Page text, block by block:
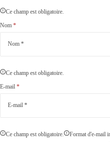
Ce champ est obligatoire.
Nom *
Ce champ est obligatoire.
E-mail *
Ce champ est obligatoire. Format d'e-mail